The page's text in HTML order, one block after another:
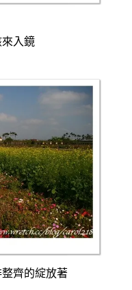
入鏡
齊的綻放著